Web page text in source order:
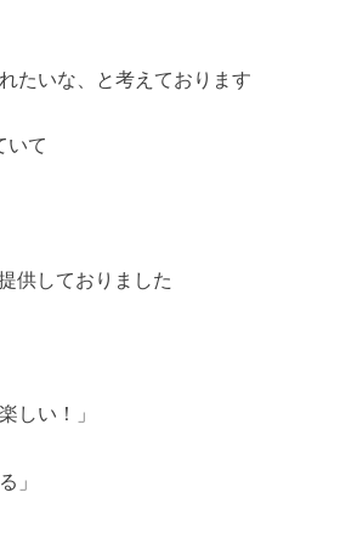
たいな、と考えております
いて
供しておりました
しい！」
」